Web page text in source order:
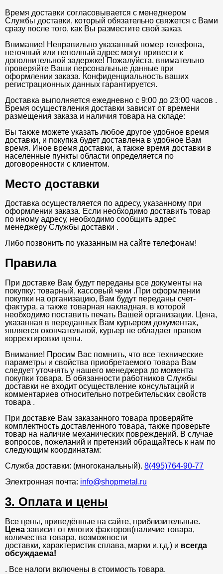
Время доставки согласовывается с менеджером
Службы доставки, который обязательно свяжется с Вами
сразу после того, как Вы разместите свой заказ.
Внимание! Неправильно указанный номер телефона,
неточный или неполный адрес могут привести к
дополнительной задержке! Пожалуйста, внимательно
проверяйте Ваши персональные данные при
оформлении заказа. Конфиденциальность ваших
регистрационных данных гарантируется.
Доставка выполняется ежедневно с 9:00 до 23:00 часов .
Время осуществления доставки зависит от времени
размещения заказа и наличия товара на складе:
Вы также можете указать любое другое удобное время
доставки, и покупка будет доставлена в удобное Вам
время. Иное время доставки, а также время доставки в
населенные пункты области определяется по
договоренности с клиентом.
Место доставки
Доставка осуществляется по адресу, указанному при
оформлении заказа. Если необходимо доставить товар
по иному адресу, необходимо сообщить адрес
менеджеру Службы доставки .
Либо позвонить по указанным на сайте телефонам!
Правила
При доставке Вам будут переданы все документы на
покупку: товарный, кассовый чеки .При оформлении
покупки на организацию, Вам будут переданы счет-
фактура, а также товарная накладная, в которой
необходимо поставить печать Вашей организации. Цена,
указанная в переданных Вам курьером документах,
является окончательной, курьер не обладает правом
корректировки цены.
Внимание! Просим Вас помнить, что все технические
параметры и свойства приобретаемого товара Вам
следует уточнять у нашего менеджера до момента
покупки товара. В обязанности работников Службы
доставки не входит осуществление консультаций и
комментариев относительно потребительских свойств
товара .
При доставке Вам заказанного товара проверяйте
комплектность доставленного товара, также проверьте
товар на наличие механических повреждений. В случае
вопросов, пожеланий и претензий обращайтесь к нам по
следующим координатам:
Служба доставки: (многоканальный). 8(495)764-90-77
Электронная почта: info@shopmetal.ru
3. Оплата и цены
Все цены, приведённые на сайте, приблизительные.
Цена зависит от многих факторов(наличие товара,
количества товара, возможности
доставки, характеристик сплава, марки и.т.д.) и всегда
обсуждаема!
. Все налоги включены в стоимость товара.